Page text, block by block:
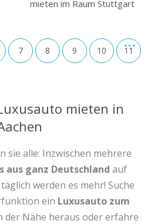
mieten im Raum Stuttgart
7 8 9 10 11
mieten in
sie alle: Inzwischen mehrere
aus ganz Deutschland auf
werden es mehr! Suche
ein Luxusauto zum
der Nähe heraus oder erfahre